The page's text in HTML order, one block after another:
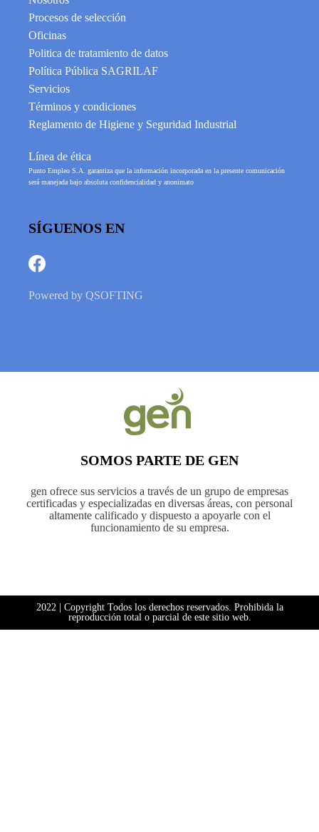
Procesos de selección
Oficinas
Politica de tratamiento de datos
Política Pública SAGRILAF
Servicios
Términos y condiciones
Reglamento de Higiene y Seguridad Industrial
Línea de ética
Punto Empleo S.A. garantiza que la información incorporada en la presente comunicación
será manejada bajo absoluta confidencialidad y anonimato
SÍGUENOS EN
Powered by QSOFTING
SOMOS PARTE DE GEN
gen ofrece sus servicios a través de un grupo de empresas
certificadas y especializadas en diversas áreas, con personal
altamente calificado y dispuesto a apoyarle con el
funcionamiento de su empresa.
2022 | Copyright Todos los derechos reservados. Prohibida la
reproducción total o parcial de este sitio web.